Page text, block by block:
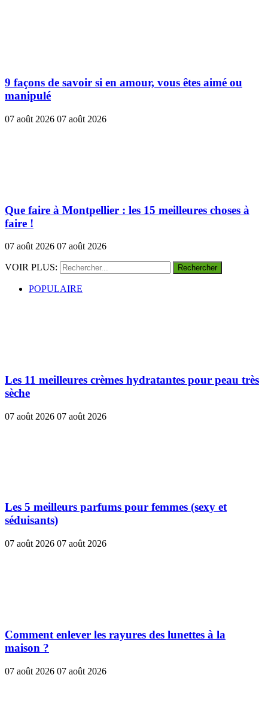
9 façons de savoir si en amour, vous êtes aimé ou
manipulé
07 août 2026 07 août 2026
Que faire à Montpellier : les 15 meilleures choses à
faire !
07 août 2026 07 août 2026
VOIR PLUS:
POPULAIRE
Les 11 meilleures crèmes hydratantes pour peau très
sèche
07 août 2026 07 août 2026
Les 5 meilleurs parfums pour femmes (sexy et
séduisants)
07 août 2026 07 août 2026
Comment enlever les rayures des lunettes à la
maison ?
07 août 2026 07 août 2026